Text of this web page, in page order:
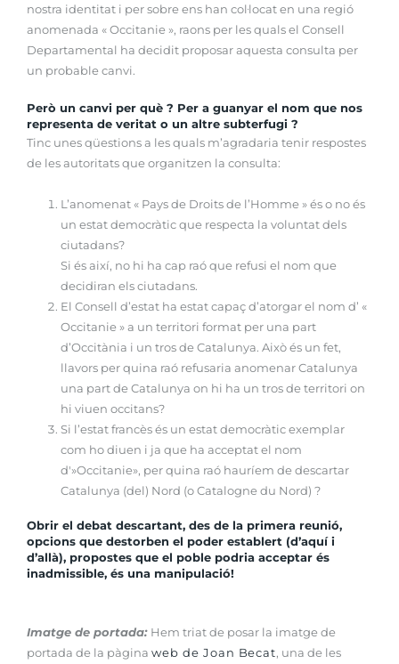
nostra identitat i per sobre ens han col·locat en una regió
anomenada « Occitanie », raons per les quals el Consell
Departamental ha decidit proposar aquesta consulta per
un probable canvi.
Però un canvi per què ? Per a guanyar el nom que nos
representa de veritat o un altre subterfugi ?
Tinc unes qüestions a les quals m’agradaria tenir respostes
de les autoritats que organitzen la consulta:
L’anomenat « Pays de Droits de l’Homme » és o no és
un estat democràtic que respecta la voluntat dels
ciutadans?
Si és així, no hi ha cap raó que refusi el nom que
decidiran els ciutadans.
El Consell d’estat ha estat capaç d’atorgar el nom d’ «
Occitanie » a un territori format per una part
d’Occitània i un tros de Catalunya. Això és un fet,
llavors per quina raó refusaria anomenar Catalunya
una part de Catalunya on hi ha un tros de territori on
hi viuen occitans?
Si l’estat francès és un estat democràtic exemplar
com ho diuen i ja que ha acceptat el nom
d'»Occitanie», per quina raó hauríem de descartar
Catalunya (del) Nord (o Catalogne du Nord) ?
Obrir el debat descartant, des de la primera reunió,
opcions que destorben el poder establert (d’aquí i
d’allà), propostes que el poble podria acceptar és
inadmissible, és una manipulació!
Imatge de portada: Hem triat de posar la imatge de
portada de la pàgina web de Joan Becat, una de les